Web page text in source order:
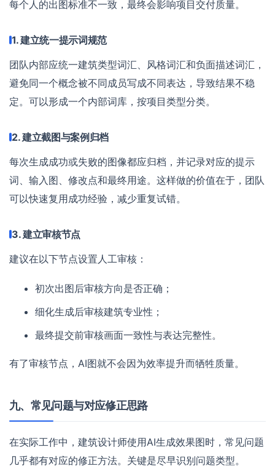
每个人的出图标准不一致，最终会影响项目交付质量。
1. 建立统一提示词规范
团队内部应统一建筑类型词汇、风格词汇和负面描述词汇，
避免同一个概念被不同成员写成不同表达，导致结果不稳
定。可以形成一个内部词库，按项目类型分类。
2. 建立截图与案例归档
每次生成成功或失败的图像都应归档，并记录对应的提示
词、输入图、修改点和最终用途。这样做的价值在于，团队
可以快速复用成功经验，减少重复试错。
3. 建立审核节点
建议在以下节点设置人工审核：
初次出图后审核方向是否正确；
细化生成后审核建筑专业性；
最终提交前审核画面一致性与表达完整性。
有了审核节点，AI图就不会因为效率提升而牺牲质量。
九、常见问题与对应修正思路
在实际工作中，建筑设计师使用AI生成效果图时，常见问题
几乎都有对应的修正方法。关键是尽早识别问题类型。